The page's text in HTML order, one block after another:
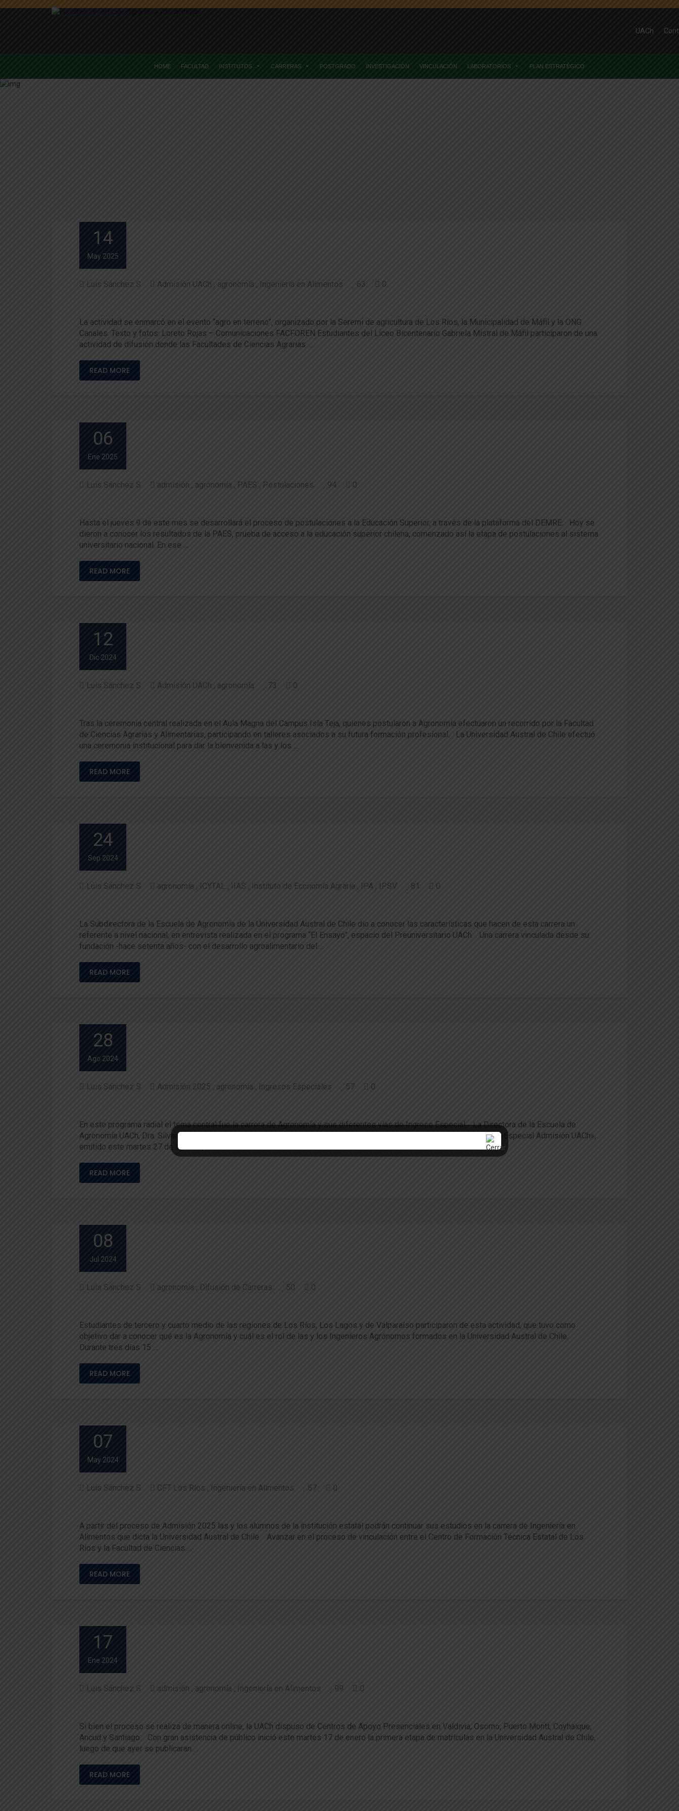
UACh
HOME FACULTAD INSTITUTOS CARRERAS POSTGRADO INVESTIGACIÓN VINCULACIÓN LABORATORIOS PLAN ESTRATÉGICO
14
May 2025
Luis Sánchez S Admisión UACh agronomía Ingeniería en Alimentos 63 0
La actividad se enmarcó en el evento “agro en terreno”, organizado por la Seremi de agricultura de Los Ríos, la Municipalidad de Máfil y la ONG
Canales. Texto y fotos: Loreto Rojas – Comunicaciones FACFOREN Estudiantes del Liceo Bicentenario Gabriela Mistral de Máfil participaron de una
actividad de difusión donde las Facultades de Ciencias Agrarias …
READ MORE
06
Ene 2025
Luis Sánchez S admisión agronomía PAES Postulaciones 94 0
Hasta el jueves 9 de este mes se desarrollará el proceso de postulaciones a la Educación Superior, a través de la plataforma del DEMRE. Hoy se
dieron a conocer los resultados de la PAES, prueba de acceso a la educación superior chilena, comenzado así la etapa de postulaciones al sistema
universitario nacional. En ese …
READ MORE
12
Dic 2024
Luis Sánchez S Admisión UACh agronomía 73 0
Tras la ceremonia central realizada en el Aula Magna del Campus Isla Teja, quienes postularon a Agronomía efectuaron un recorrido por la Facultad
de Ciencias Agrarias y Alimentarias, participando en talleres asociados a su futura formación profesional. La Universidad Austral de Chile efectuó
una ceremonia institucional para dar la bienvenida a las y los …
READ MORE
24
Sep 2024
Luis Sánchez S agronomía ICYTAL IIAS Instituto de Economía Agraria IPA IPSV 81 0
La Subdirectora de la Escuela de Agronomía de la Universidad Austral de Chile dio a conocer las características que hacen de esta carrera un
referente a nivel nacional, en entrevista realizada en el programa “El Ensayo”, espacio del Preuniversitario UACh. Una carrera vinculada desde su
fundación -hace setenta años- con el desarrollo agroalimentario del …
READ MORE
28
Ago 2024
Luis Sánchez S Admisión 2025 agronomía Ingresos Especiales 57 0
En este programa radial el tema central fue la carrera de Agronomía y sus diferentes vías de Ingreso Especial. La Directora de la Escuela de
Agronomía UACh, Dra. Silvana Bravo Marchán y la y Subdirectora, Dra. Daniela Bustos Korts, participaron en el programa «Especial Admisión UACh»,
emitido este martes 27 de agosto por Radio …
READ MORE
08
Jul 2024
Luis Sánchez S agronomía Difusión de Carreras 50 0
Estudiantes de tercero y cuarto medio de las regiones de Los Ríos, Los Lagos y de Valparaíso participaron de esta actividad, que tuvo como
objetivo dar a conocer qué es la Agronomía y cuál es el rol de las y los Ingenieros Agrónomos formados en la Universidad Austral de Chile.
Durante tres días 15 …
READ MORE
07
May 2024
Luis Sánchez S CFT Los Ríos Ingeniería en Alimentos 57 0
A partir del proceso de Admisión 2025 las y los alumnos de la institución estatal podrán continuar sus estudios en la carrera de Ingeniería en
Alimentos que dicta la Universidad Austral de Chile. Avanzar en el proceso de vinculación entre el Centro de Formación Técnica Estatal de Los
Ríos y la Facultad de Ciencias …
READ MORE
17
Ene 2024
Luis Sánchez S admisión agronomía Ingeniería en Alimentos 99 0
Si bien el proceso se realiza de manera online, la UACh dispuso de Centros de Apoyo Presenciales en Valdivia, Osorno, Puerto Montt, Coyhaique,
Ancud y Santiago. Con gran asistencia de público inició este martes 17 de enero la primera etapa de matrículas en la Universidad Austral de Chile,
luego de que ayer se publicaran …
READ MORE